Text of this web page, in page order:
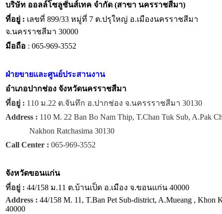
บริษัท ออลล์โซลูชั่นส์เทค จำกัด (สาขา นครราชสีมา)
ที่อยู่ : เลขที่ 899/33 หมู่ที่ 7 ต.ปรุใหญ่ อ.เมืองนครราชสีมา
จ.นครราชสีมา 30000
มือถือ : 065-969-3552
ฝ่ายขายและศูนย์ประสานงาน
อำเภอปากช่อง จังหวัดนครราชสีมา
ที่อยู่ : 110 ม.22 ต.จันทึก อ.ปากช่อง จ.นครรราชสีมา 30130
Address : 110 M. 22 Ban Bo Nam Thip, T.Chan Tuk Sub, A.Pak
Nakhon Ratchasima 30130
Call Center : 065-969-3552
จังหวัดขอนแก่น
ที่อยู่ : 44/158 ม.11 ต.บ้านเป็ด อ.เมือง จ.ขอนแก่น 40000
Address : 44/158 M. 11, T.Ban Pet Sub-district, A.Mueang , Khon
40000